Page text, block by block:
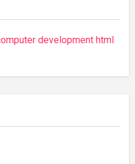
development html